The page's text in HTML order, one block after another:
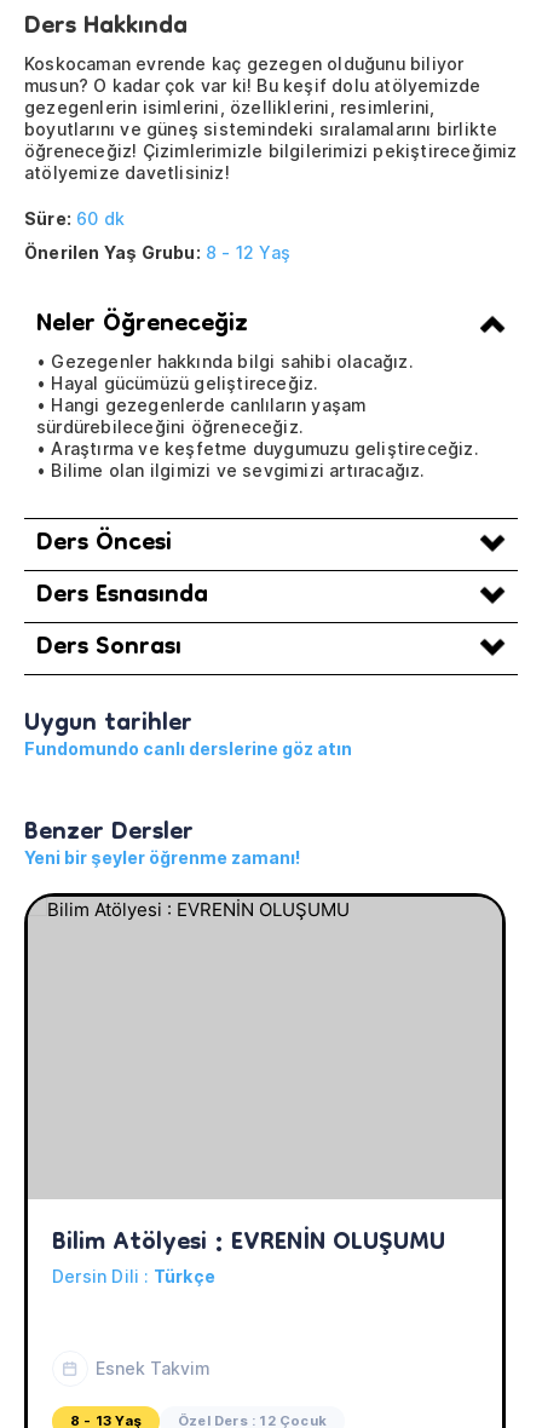
Ders Hakkında
Koskocaman evrende kaç gezegen olduğunu biliyor
musun? O kadar çok var ki! Bu keşif dolu atölyemizde
gezegenlerin isimlerini, özelliklerini, resimlerini,
boyutlarını ve güneş sistemindeki sıralamalarını birlikte
öğreneceğiz! Çizimlerimizle bilgilerimizi pekiştireceğimiz
atölyemize davetlisiniz!
Süre: 60 dk
Önerilen Yaş Grubu: 8 - 12 Yaş
Neler Öğreneceğiz
• Gezegenler hakkında bilgi sahibi olacağız.
• Hayal gücümüzü geliştireceğiz.
• Hangi gezegenlerde canlıların yaşam
sürdürebileceğini öğreneceğiz.
• Araştırma ve keşfetme duygumuzu geliştireceğiz.
• Bilime olan ilgimizi ve sevgimizi artıracağız.
Ders Öncesi
Ders Esnasında
Ders Sonrası
Uygun tarihler
Fundomundo canlı derslerine göz atın
Benzer Dersler
Yeni bir şeyler öğrenme zamanı!
Bilim Atölyesi : EVRENİN OLUŞUMU
Dersin Dili : Türkçe
Esnek Takvim
8 - 13 Yaş Özel Ders : 12 Çocuk